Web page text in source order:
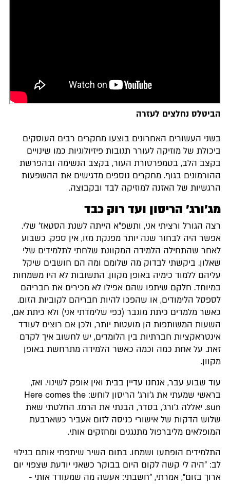
הביטלס נחלצים לעזרה
בשני העשורים האחרונים בוצעו מחקרים רבים העוסקים
ביכולת של מוזיקה לעורר תגובות פיזיולוגיות כמו שינויים
בקצב הלב, בטמפרטורת העור, בקצב הנשימה ובהפרשת
ההורמונים בגוף. מחקרים נוספים מדגישים את ההשפעות
הרגשיות של האזנה למוזיקה לבד ובקבוצה.
מג'ורג' הריסון ועד רוק כבד
רצה הגורל ורציתי אני, ותשפ"א הייתה לשנת הסטאז' שלי.
אפשר היה לבחור שנה יותר מפנקת מזו, אין ספק. כשבוע
לאחר שהתחילה הלמידה המקוונת שלחתי לתלמידים שלי
שאלון. ביקשתי לבדוק מה שלומם ומה הם חושבים שיקל
עליהם ללמוד כימיה באופן מקוון. התשובות לא היו משמחות
במיוחד. חלקם שיתפו שהם אפילו לא מכירים את חבריהם
לספסל הלימודים, או שהפכו להיות חבריהם לקוביות הזום.
כאשר מלמדים כיתת מוגבר (כפי שלימדתי אני) ולא כיתת אם,
השעות המשותפות הן מועטות יותר, ולכן אם רוצים לעודד
אינטראקציות חברתיות בין הלומדים, יש לחשוב איך לקדם
זאת. על אחת כמה וכמה כאשר הלמידה מתרחשת באופן
מקוון.
עוד שבוע עבר, אנחנו עדיין בבית ואין אופק לשינוי. ואז,
בראשי שמעתי את ג'ורג' הריסון לוחש: Here comes the
sun. יאללה ג'ורג', בסדר, הבנתי את הרמז. החלטתי שאת
שלוש הדקות של אישורי כניסה לזום אעביר כשארבעת
המופלאים מליברפול מתנגנים ומחזקים אותי.
התלמידים הופתעו ושמחו. בתום השיר שיתפתי אותם בגילוי
לב: "היה לי קשה לקום היום בבוקר כשאני יודעת שצפוי יום
ארוך בזום", אמרתי, "חשבתי: אעשה מה שמעודד אותי -